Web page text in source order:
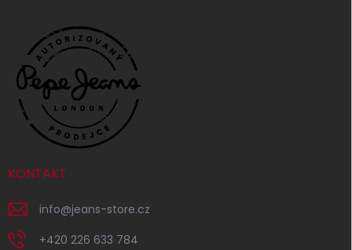
KONTAKT
info@jeans-store.cz
+420 226 633 784